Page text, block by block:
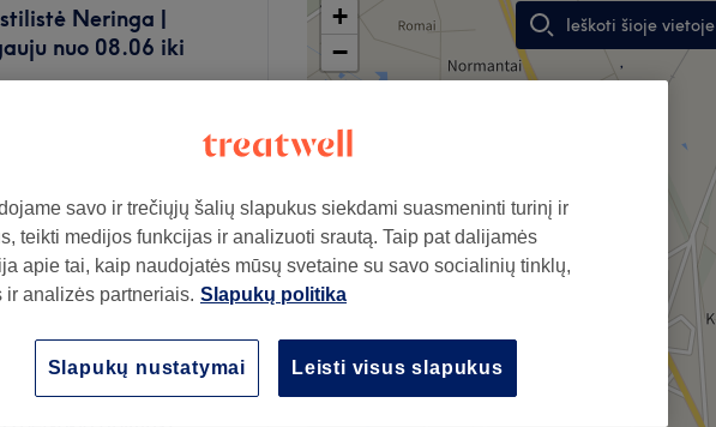
Neringa |
nuo 08.06 iki
nuo 30€
galiukų kirpimas
+
−
Ieškoti šioje vietoje
,
savo ir trečiųjų šalių slapukus siekdami suasmeninti turinį ir
teikti medijos funkcijas ir analizuoti srautą. Taip pat dalijamės
apie tai, kaip naudojatės mūsų svetaine su savo socialinių tinklų,
ir analizės partneriais. Slapukų politika
Leisti visus slapukus
Slapukų nustatymai